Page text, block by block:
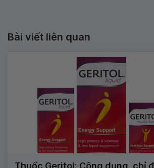
Bài viết liên quan
Thuốc Geritol: Công dụng, chỉ